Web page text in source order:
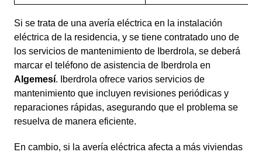
Si se trata de una avería eléctrica en la instalación
eléctrica de la residencia, y se tiene contratado uno de
los servicios de mantenimiento de Iberdrola, se deberá
marcar el teléfono de asistencia de Iberdrola en
Algemesí. Iberdrola ofrece varios servicios de
mantenimiento que incluyen revisiones periódicas y
reparaciones rápidas, asegurando que el problema se
resuelva de manera eficiente.
En cambio, si la avería eléctrica afecta a más viviendas